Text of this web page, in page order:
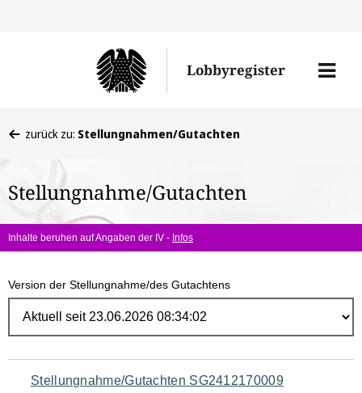
Lobbyregister
Menü
befinden
hier:
zurück zu: Stellungnahmen/Gutachten
Stellungnahme/Gutachten
Inhalte beruhen auf Angaben der IV - Infos
Version der Stellungnahme/des Gutachtens
Navigation
Stellungnahme/Gutachten SG2412170009